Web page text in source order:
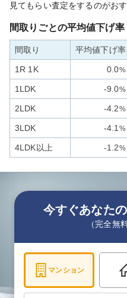
見てもらい査定をするのがおす
間取りごとの平均値下げ率
間取り 平均値下げ率
1R 1K 0.0%
1LDK -9.0%
2LDK -4.2%
3LDK -4.1 %
4LDK以上 -1.2%
今すぐあなた
（完全無
マンション